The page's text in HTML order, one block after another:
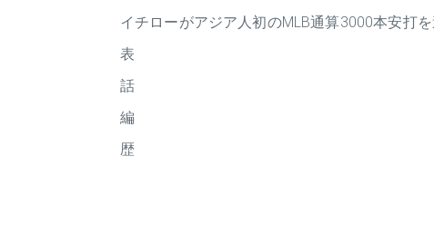
イチローがアジア人初のMLB通算3000本安打
表
話
編
歴